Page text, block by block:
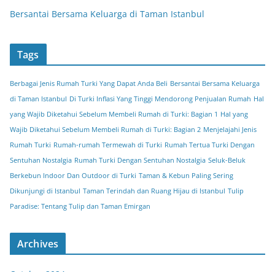
Bersantai Bersama Keluarga di Taman Istanbul
Tags
Berbagai Jenis Rumah Turki Yang Dapat Anda Beli Bersantai Bersama Keluarga
di Taman Istanbul Di Turki Inflasi Yang Tinggi Mendorong Penjualan Rumah Hal
yang Wajib Diketahui Sebelum Membeli Rumah di Turki: Bagian 1 Hal yang
Wajib Diketahui Sebelum Membeli Rumah di Turki: Bagian 2 Menjelajahi Jenis
Rumah Turki Rumah-rumah Termewah di Turki Rumah Tertua Turki Dengan
Sentuhan Nostalgia Rumah Turki Dengan Sentuhan Nostalgia Seluk-Beluk
Berkebun Indoor Dan Outdoor di Turki Taman & Kebun Paling Sering
Dikunjungi di Istanbul Taman Terindah dan Ruang Hijau di Istanbul Tulip
Paradise: Tentang Tulip dan Taman Emirgan
Archives